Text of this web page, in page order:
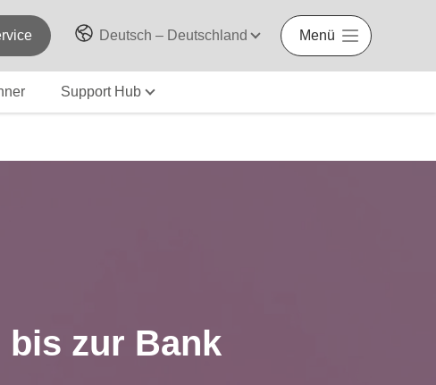
Deutsch – Deutschland Menü
Support Hub
bis zur Bank